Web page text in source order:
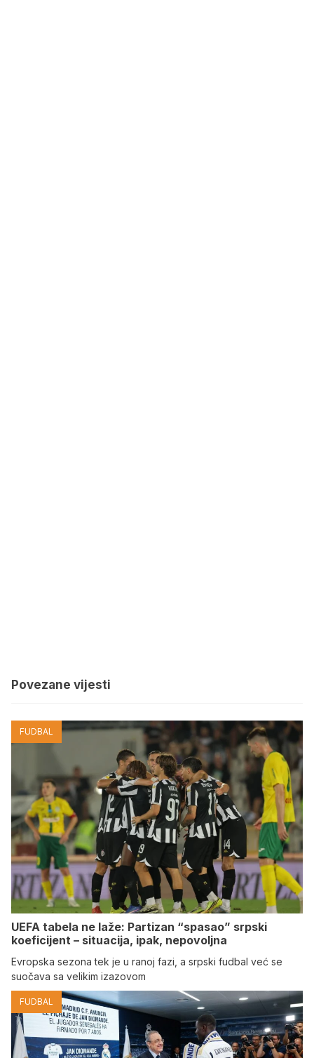
Povezane vijesti
FUDBAL
UEFA tabela ne laže: Partizan “spasao” srpski
koeficijent – situacija, ipak, nepovoljna
Evropska sezona tek je u ranoj fazi, a srpski fudbal već se
suočava sa velikim izazovom
FUDBAL